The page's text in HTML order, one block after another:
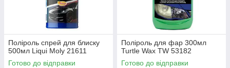
Поліроль спрей для блиску
500мл Liqui Moly 21611
Готово до відправки
Поліроль для фар 300мл
Turtle Wax TW 53182
Готово до відправки